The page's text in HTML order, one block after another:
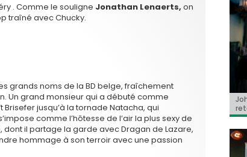
. Comme le souligne Jonathan Lenaerts, on
traîné avec Chucky.
grands noms de la BD belge, fraîchement
Un grand monsieur qui a débuté comme
jusqu’à la tornade Natacha, qui
comme l’hôtesse de l’air la plus sexy de
dont il partage la garde avec Dragan de Lazare,
hommage à son terroir avec une passion
du
«
«